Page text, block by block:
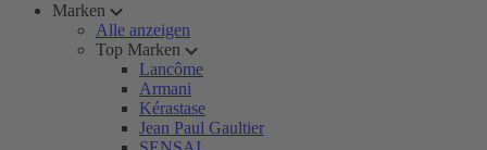
Marken
Alle anzeigen
Top Marken
Lancôme
Armani
Kérastase
Jean Paul Gaultier